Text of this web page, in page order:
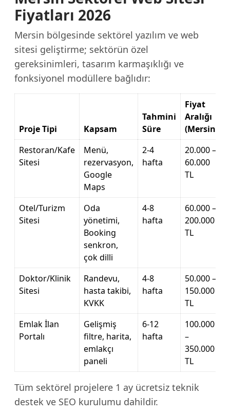
Fiyatları 2026
Mersin bölgesinde sektörel yazılım ve web
sitesi geliştirme; sektörün özel
gereksinimleri, tasarım karmaşıklığı ve
fonksiyonel modüllere bağlıdır:
Proje Tipi Kapsam
Tahmini
Süre
Fiyat
Aralığı
(Mersin)
Restoran/Kafe
Sitesi
Menü,
rezervasyon,
Google
Maps
2-4
hafta
20.000 –
60.000
TL
Otel/Turizm
Sitesi
Oda
yönetimi,
Booking
senkron,
çok dilli
4-8
hafta
60.000 –
200.000
TL
Doktor/Klinik
Sitesi
Randevu,
hasta takibi,
KVKK
4-8
hafta
50.000 –
150.000
TL
Emlak İlan
Portalı
Gelişmiş
filtre, harita,
emlakçı
paneli
6-12
hafta
100.000
–
350.000
TL
Tüm sektörel projelere 1 ay ücretsiz teknik
destek ve SEO kurulumu dahildir.